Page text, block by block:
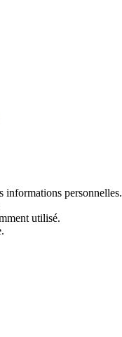
informations personnelles.
utilisé.